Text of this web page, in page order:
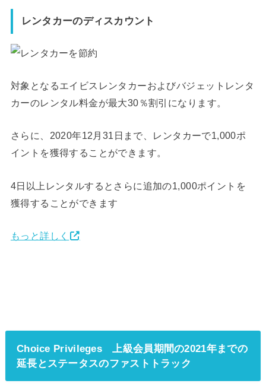
レンタカーのディスカウント
対象となるエイビスレンタカーおよびバジェットレンタ
カーのレンタル料金が最大30％割引になります。
さらに、2020年12月31日まで、レンタカーで1,000ポ
イントを獲得することができます。
4日以上レンタルするとさらに追加の1,000ポイントを
獲得することができます
もっと詳しく
Choice Privileges 上級会員期間の2021年までの
延長とステータスのファストトラック